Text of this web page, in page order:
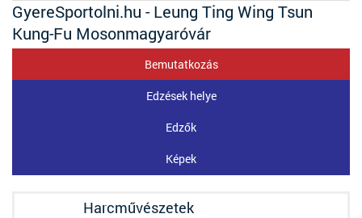
GyereSportolni.hu - Leung Ting Wing Tsun
Kung-Fu Mosonmagyaróvár
Bemutatkozás
Edzések helye
Edzők
Képek
Harcművészetek